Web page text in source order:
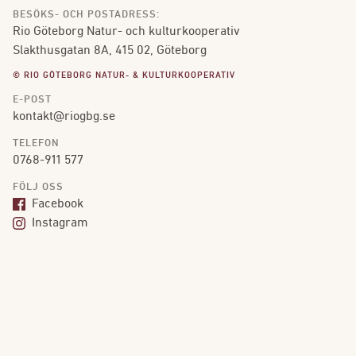
BESÖKS- OCH POSTADRESS:
Rio Göteborg Natur- och kulturkooperativ
Slakthusgatan 8A, 415 02, Göteborg
© RIO GÖTEBORG NATUR- & KULTURKOOPERATIV
E-POST
kontakt@riogbg.se
TELEFON
0768-911 577
FÖLJ OSS
Facebook
Instagram